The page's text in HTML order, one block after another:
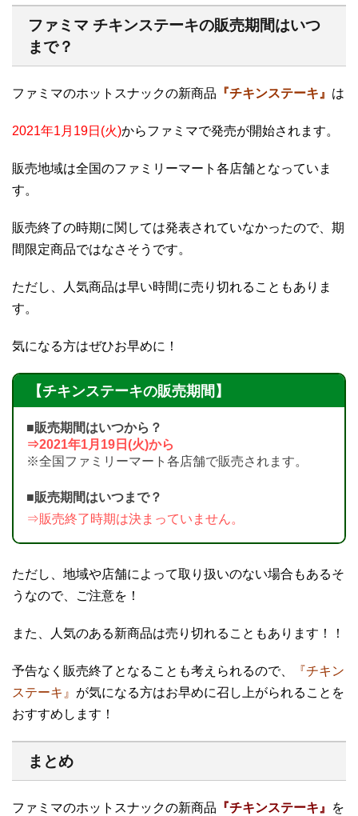
ファミマ チキンステーキの販売期間はいつ
まで？
ファミマのホットスナックの新商品 『チキンステーキ』 は
2021年1月19日(火)からファミマで発売が開始されます。
販売地域は全国のファミリーマート各店舗となっていま
す。
販売終了の時期に関しては発表されていなかったので、期
間限定商品ではなさそうです。
ただし、人気商品は早い時間に売り切れることもありま
す。
気になる方はぜひお早めに！
【チキンステーキの販売期間】
■販売期間はいつから？
⇒2021年1月19日(火)から
※全国ファミリーマート各店舗で販売されます。
■販売期間はいつまで？
⇒販売終了時期は決まっていません。
ただし、地域や店舗によって取り扱いのない場合もあるそ
うなので、ご注意を！
また、人気のある新商品は売り切れることもあります！！
予告なく販売終了となることも考えられるので、
『チキン
ステーキ』 が気になる方はお早めに召し上がられることを
おすすめします！
まとめ
ファミマのホットスナックの新商品 『チキンステーキ』
を